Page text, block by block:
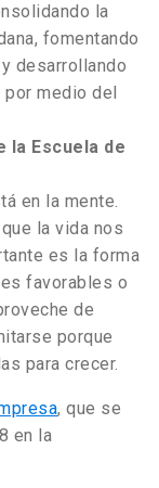
la
fomentando
desarrollando
medio del
la Escuela de
en la mente.
la vida nos
es la forma
favorables o
de
porque
para crecer.
, que se
en la